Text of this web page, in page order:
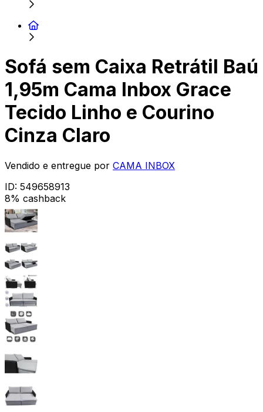
Sofá sem Caixa Retrátil Baú
1,95m Cama Inbox Grace
Tecido Linho e Courino
Cinza Claro
Vendido e entregue por CAMA INBOX
ID: 549658913
8% cashback